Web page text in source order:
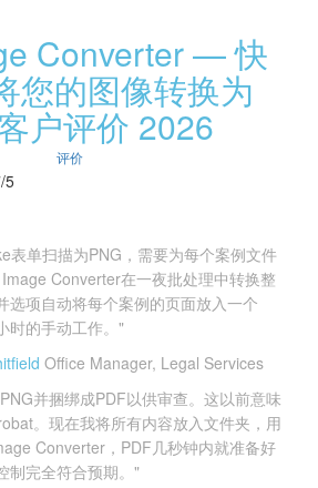
Converter — 快
您的图像转换为
户评价 2026
评价
5
表单扫描为PNG，需要为每个案例文件
Converter在一夜批处理中转换整
选项自动将每个案例的页面放入一个
时的手动工作。"
Office Manager, Legal Services
并捆绑成PDF以供审查。这以前意味
。现在我将所有内容放入文件夹，用
Converter，PDF几秒钟内就准备好
制完全符合预期。"